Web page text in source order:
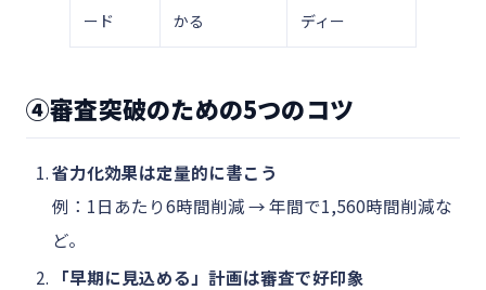
ード
かる
ディー
④審査突破のための5つのコツ
省力化効果は定量的に書こう
例：1日あたり6時間削減 → 年間で1,560時間削減な
ど。
「早期に見込める」計画は審査で好印象